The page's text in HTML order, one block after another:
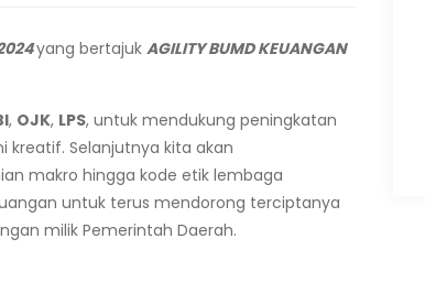
yang bertajuk AGILITY BUMD KEUANGAN
, OJK, LPS, untuk mendukung peningkatan
kreatif. Selanjutnya kita akan
makro hingga kode etik lembaga
untuk terus mendorong terciptanya
milik Pemerintah Daerah.